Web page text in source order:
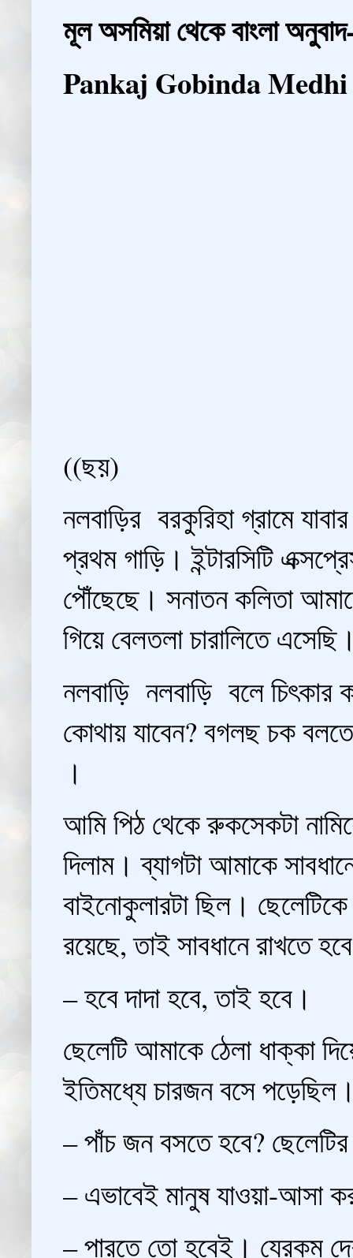
মূল অসমিয়া থেকে বাংলা
Pankaj Gobinda
((ছয়)
নলবাড়ির বরকুরিহা গ্রামে
প্রথম গাড়ি। ইন্টারসিটি
পৌঁছেছে। সনাতন কলিতা
গিয়ে বেলতলা চারালিতে
নলবাড়ি নলবাড়ি বলে চিৎকার
কোথায় যাবেন? বগলছ চক
।
আমি পিঠ থেকে রুকসেকটা
দিলাম। ব্যাগটা আমাকে
বাইনোকুলারটা ছিল।
রয়েছে, তাই সাবধানে রাখতে
– হবে দাদা হবে, তাই হবে।
ছেলেটি আমাকে ঠেলা ধাক্কা
ইতিমধ্যে চারজন বসে
– পাঁচ জন বসতে হবে?
– এভাবেই মানুষ যাওয়া-আসা
– পারতে তো হবেই। যেরকম